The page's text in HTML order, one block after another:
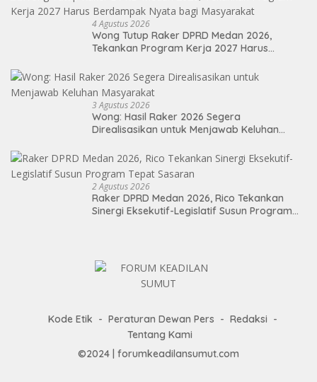
4 Agustus 2026
Wong Tutup Raker DPRD Medan 2026,
Tekankan Program Kerja 2027 Harus
3 Agustus 2026
Wong: Hasil Raker 2026 Segera
Direalisasikan untuk Menjawab Keluhan
2 Agustus 2026
Raker DPRD Medan 2026, Rico Tekankan
Sinergi Eksekutif-Legislatif Susun Program
Kode Etik Peraturan Dewan Pers
Redaksi
Tentang Kami
©2024 | forumkeadilansumut.com